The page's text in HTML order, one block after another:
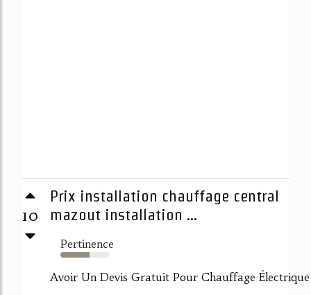
10
Prix installation chauffage central
mazout installation ...
Pertinence
60%
Avoir Un Devis Gratuit Pour Chauffage Électrique